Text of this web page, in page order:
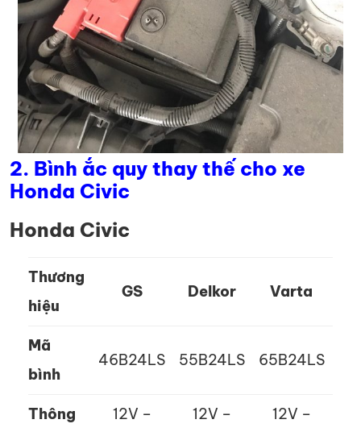
2. Bình ắc quy thay thế cho xe
Honda Civic
Honda Civic
Thương
hiệu
GS Delkor Varta
Mã
bình
46B24LS 55B24LS 65B24LS
Thông
12V –
12V –
12V –